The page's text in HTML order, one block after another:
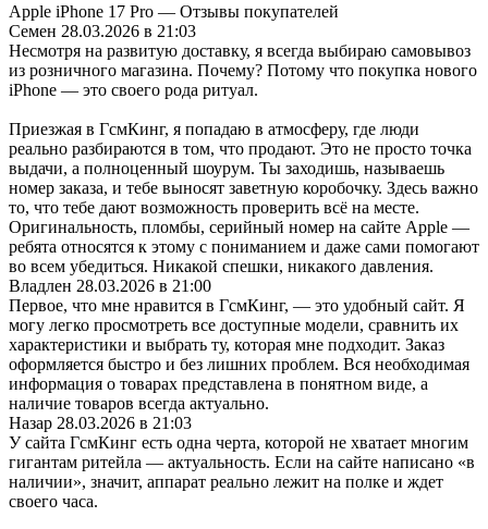
Apple iPhone 17 Pro — Отзывы покупателей
Семен 28.03.2026 в 21:03
Несмотря на развитую доставку, я всегда выбираю самовывоз
из розничного магазина. Почему? Потому что покупка нового
iPhone — это своего рода ритуал.
Приезжая в ГсмКинг, я попадаю в атмосферу, где люди
реально разбираются в том, что продают. Это не просто точка
выдачи, а полноценный шоурум. Ты заходишь, называешь
номер заказа, и тебе выносят заветную коробочку. Здесь важно
то, что тебе дают возможность проверить всё на месте.
Оригинальность, пломбы, серийный номер на сайте Apple —
ребята относятся к этому с пониманием и даже сами помогают
во всем убедиться. Никакой спешки, никакого давления.
Владлен 28.03.2026 в 21:00
Первое, что мне нравится в ГсмКинг, — это удобный сайт. Я
могу легко просмотреть все доступные модели, сравнить их
характеристики и выбрать ту, которая мне подходит. Заказ
оформляется быстро и без лишних проблем. Вся необходимая
информация о товарах представлена в понятном виде, а
наличие товаров всегда актуально.
Назар 28.03.2026 в 21:03
У сайта ГсмКинг есть одна черта, которой не хватает многим
гигантам ритейла — актуальность. Если на сайте написано «в
наличии», значит, аппарат реально лежит на полке и ждет
своего часа.